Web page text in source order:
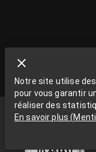
Notre site utilise
pour vous garantir
réaliser des
En savoir plus (